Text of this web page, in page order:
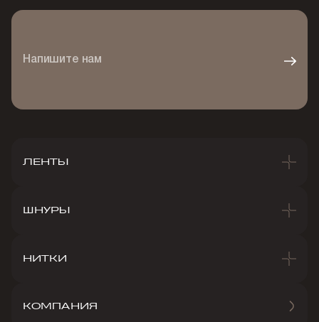
Напишите нам
КОМПАНИЯ
ЛЕНТЫ
ШНУРЫ
НИТКИ